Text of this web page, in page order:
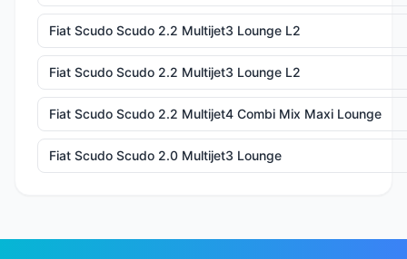
Fiat Scudo Scudo 2.2 Multijet3 Lounge L2
Fiat Scudo Scudo 2.2 Multijet3 Lounge L2
Fiat Scudo Scudo 2.2 Multijet4 Combi Mix Maxi Lounge
Fiat Scudo Scudo 2.0 Multijet3 Lounge